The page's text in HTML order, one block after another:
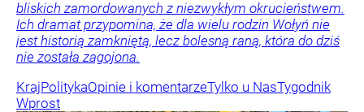
bliskich zamordowanych z niezwykłym okrucieństwem.
Ich dramat przypomina, że dla wielu rodzin Wołyń nie
jest historią zamkniętą, lecz bolesną raną, która do dziś
nie została zagojona.
KrajPolitykaOpinie i komentarzeTylko u NasTygodnik
Wprost